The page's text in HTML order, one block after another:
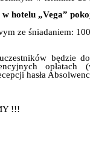
hotelu „Vega”
ze śniadaniem:
będzie
opłatach
hasła
!!!